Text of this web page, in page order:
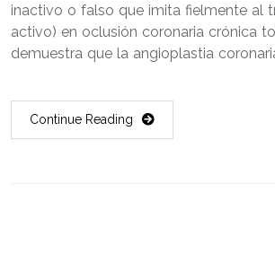
inactivo o falso que imita fielmente al
activo) en oclusión coronaria crónica
demuestra que la angioplastia
Continue Reading